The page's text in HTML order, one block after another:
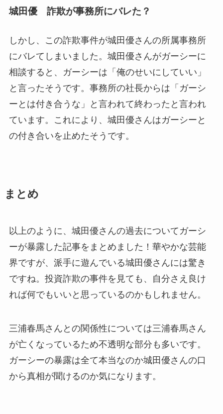
城田優 詐欺が事務所にバレた？
しかし、この詐欺事件が城田優さんの所属事務所
にバレてしまいました。城田優さんがガーシーに
相談すると、ガーシーは「俺のせいにしていい」
と言ったそうです。事務所の社長からは「ガーシ
ーとは付き合うな」と言われて終わったと言われ
ています。これにより、城田優さんはガーシーと
の付き合いを止めたそうです。
まとめ
以上のように、城田優さんの過去についてガーシ
ーが暴露した記事をまとめました！華やかな芸能
界ですが、派手に遊んでいる城田優さんには驚き
ですね。投資詐欺の事件を見ても、自分さえ良け
れば何でもいいと思っているのかもしれません。
三浦春馬さんとの関係性については三浦春馬さん
が亡くなっているため不透明な部分も多いです。
ガーシーの暴露は全て本当なのか城田優さんの口
から真相が聞けるのか気になります。